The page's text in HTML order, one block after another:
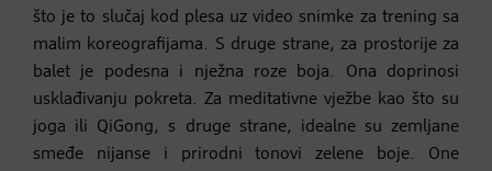
što je to slučaj kod plesa uz video snimke za trening sa
malim koreografijama. S druge strane, za prostorije za
balet je podesna i nježna roze boja. Ona doprinosi
usklađivanju pokreta. Za meditativne vježbe kao što su
joga ili QiGong, s druge strane, idealne su zemljane
smeđe nijanse i prirodni tonovi zelene boje. One